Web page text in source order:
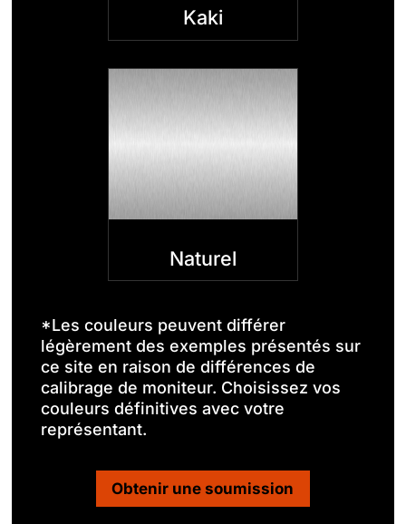
Kaki
Naturel
*Les couleurs peuvent différer
légèrement des exemples présentés sur
ce site en raison de différences de
calibrage de moniteur. Choisissez vos
couleurs définitives avec votre
représentant.
Obtenir une soumission